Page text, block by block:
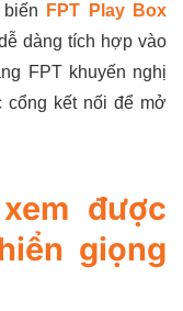
FPT Play Box
dàng tích hợp vào
FPT khuyến nghị
cổng kết nối để mở
được
giọng